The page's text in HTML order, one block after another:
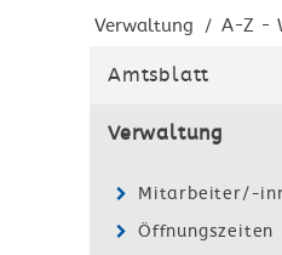
Verwaltung / A-Z -
Amtsblatt
Verwaltung
Mitarbeiter/-
Öffnungszeiten